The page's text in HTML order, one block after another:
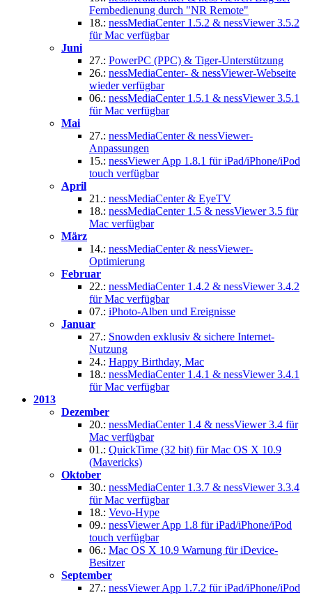
Fernbedienung durch "NR Remote"
18.: nessMediaCenter 1.5.2 & nessViewer 3.5.2
für Mac verfügbar
Juni
27.: PowerPC (PPC) & Tiger-Unterstützung
26.: nessMediaCenter- & nessViewer-Webseite
wieder verfügbar
06.: nessMediaCenter 1.5.1 & nessViewer 3.5.1
für Mac verfügbar
Mai
27.: nessMediaCenter & nessViewer-
Anpassungen
15.: nessViewer App 1.8.1 für iPad/iPhone/iPod
touch verfügbar
April
21.: nessMediaCenter & EyeTV
18.: nessMediaCenter 1.5 & nessViewer 3.5 für
Mac verfügbar
März
14.: nessMediaCenter & nessViewer-
Optimierung
Februar
22.: nessMediaCenter 1.4.2 & nessViewer 3.4.2
für Mac verfügbar
07.: iPhoto-Alben und Ereignisse
Januar
27.: Snowden exklusiv & sichere Internet-
Nutzung
24.: Happy Birthday, Mac
18.: nessMediaCenter 1.4.1 & nessViewer 3.4.1
für Mac verfügbar
2013
Dezember
20.: nessMediaCenter 1.4 & nessViewer 3.4 für
Mac verfügbar
01.: QuickTime (32 bit) für Mac OS X 10.9
(Mavericks)
Oktober
30.: nessMediaCenter 1.3.7 & nessViewer 3.3.4
für Mac verfügbar
18.: Vevo-Hype
09.: nessViewer App 1.8 für iPad/iPhone/iPod
touch verfügbar
06.: Mac OS X 10.9 Warnung für iDevice-
Besitzer
September
27.: nessViewer App 1.7.2 für iPad/iPhone/iPod